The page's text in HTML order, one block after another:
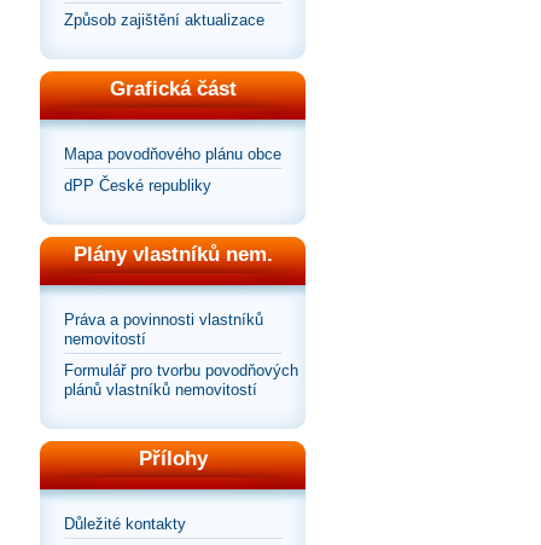
Způsob zajištění aktualizace
Grafická část
Mapa povodňového plánu obce
dPP České republiky
Plány vlastníků nem.
Práva a povinnosti vlastníků
nemovitostí
Formulář pro tvorbu povodňových
plánů vlastníků nemovitostí
Přílohy
Důležité kontakty